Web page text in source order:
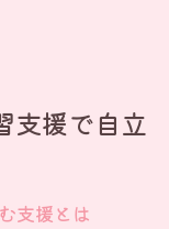
支援で自立
支援とは